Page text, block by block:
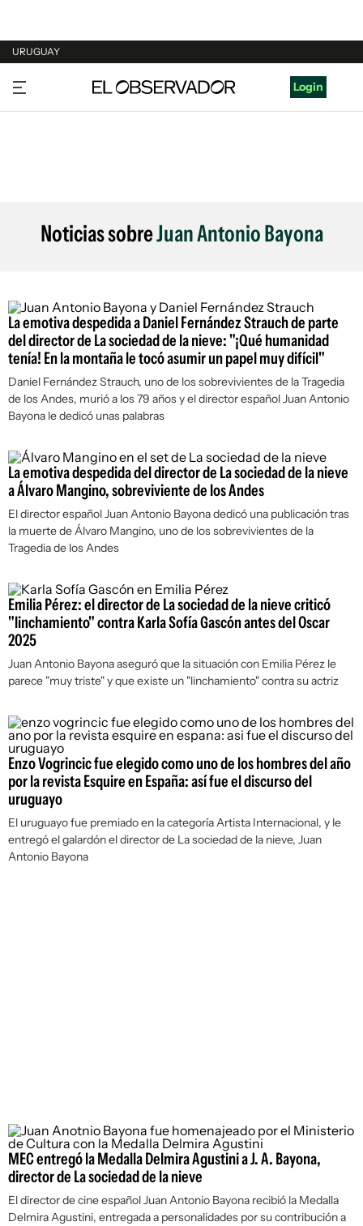
URUGUAY
URUGUAY
ARGENTINA
Login
Noticias sobreJuan Antonio Bayona
La emotiva despedida a Daniel Fernández Strauch de parte
del director de La sociedad de la nieve: "¡Qué humanidad
tenía! En la montaña le tocó asumir un papel muy difícil"
Daniel Fernández Strauch, uno de los sobrevivientes de la Tragedia
de los Andes, murió a los 79 años y el director español Juan Antonio
Bayona le dedicó unas palabras
La emotiva despedida del director de La sociedad de la nieve
a Álvaro Mangino, sobreviviente de los Andes
El director español Juan Antonio Bayona dedicó una publicación tras
la muerte de Álvaro Mangino, uno de los sobrevivientes de la
Tragedia de los Andes
Emilia Pérez: el director de La sociedad de la nieve criticó
"linchamiento" contra Karla Sofía Gascón antes del Oscar
2025
Juan Antonio Bayona aseguró que la situación con Emilia Pérez le
parece "muy triste" y que existe un "linchamiento" contra su actriz
Enzo Vogrincic fue elegido como uno de los hombres del año
por la revista Esquire en España: así fue el discurso del
uruguayo
El uruguayo fue premiado en la categoría Artista Internacional, y le
entregó el galardón el director de La sociedad de la nieve, Juan
Antonio Bayona
MEC entregó la Medalla Delmira Agustini a J. A. Bayona,
director de La sociedad de la nieve
El director de cine español Juan Antonio Bayona recibió la Medalla
Delmira Agustini, entregada a personalidades por su contribución a